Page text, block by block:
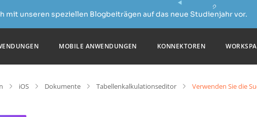
mit unseren speziellen Blogbeiträgen auf das neue Studienjahr vor.
MOBILE ANWENDUNGEN KONNEKTOREN
iOS Dokumente Tabellenkalkulationseditor
Verwenden Sie die